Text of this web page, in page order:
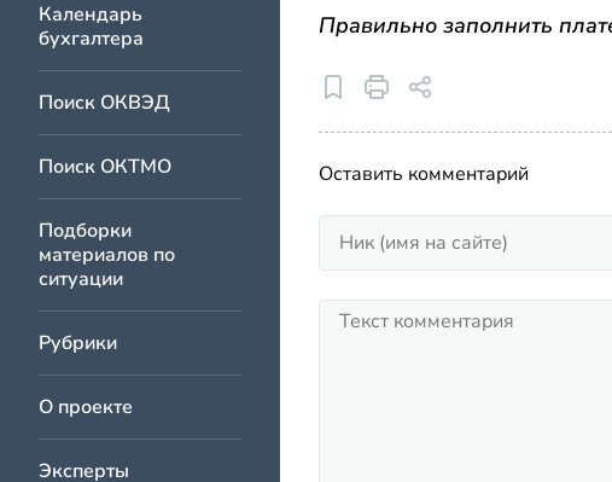
Календарь
бухгалтера
Поиск ОКВЭД
Поиск ОКТМО
Подборки
материалов по
ситуации
Рубрики
О проекте
Эксперты
Правильно заполнить
Оставить комментарий